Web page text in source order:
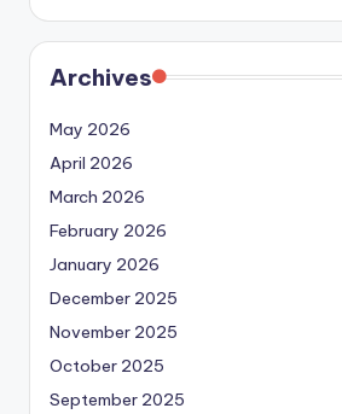
Archives
May 2026
April 2026
March 2026
February 2026
January 2026
December 2025
November 2025
October 2025
September 2025